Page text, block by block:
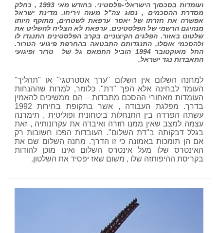
ועומדות בסכסוך הישראלי-פלסטיני. בחודש מאי 1993 , כחלק
מסדרת ההסכמים , נסוג צה"ל מעזה ויריחו. מדינת ישראל
אפשרה את חזרתו של יאסר ערפאת לשטחים, מתוקף היותו
מנהיגם הרשמי של הפלסטינים. ערפאת לא הצליח להשליט את
שלטונו באזור. הפלגים הקיצוניים בקרב הפלסטינים התנגדו לו
ולהסכמי אוסלו, התנגדותם התבטאה בהחרפת פיגועי הטרור.
החל מאוקטובר 1994 הוביל החמאס גל של טרור ופיגועי
התאבדות נגד ישראל.
למחנה השלום אין השלום "ערך אסטרטגי" או "תהליך"
העומד לבחינה אלא הפך "דת". כלומר, למרות שההנחות
העומדות מאחורי ההסכם מתבדות – הם ממשיכים להאמין
בדרך. מפלגת העבודה , אשר בתקופת בחירות 1992
עשתה הפרדה בין התנחלות ביטחונית ופוליטית , תימרנה
עצמה למצב שאין ממנו חזרה ואיבדה את עקרונותיה , זאת
בגלל דבקותה ב"דת השלום". העובדות הפכו חשובות רק
אם הן תומכות באמונה כי זו הדרך. מחנה השלום שם את
האינטרס שלו מעל אינטרס השלום ואינו מוכן להודות
בקריסת ההיפותזה שלו , משום שאז יפסיד את השלטון.